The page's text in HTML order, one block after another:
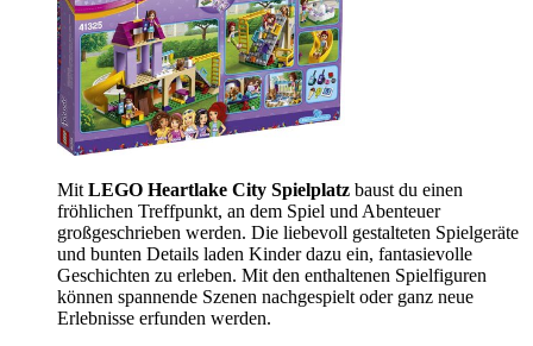
Mit LEGO Heartlake City Spielplatz baust du einen
fröhlichen Treffpunkt, an dem Spiel und Abenteuer
großgeschrieben werden. Die liebevoll gestalteten Spielgeräte
und bunten Details laden Kinder dazu ein, fantasievolle
Geschichten zu erleben. Mit den enthaltenen Spielfiguren
können spannende Szenen nachgespielt oder ganz neue
Erlebnisse erfunden werden.